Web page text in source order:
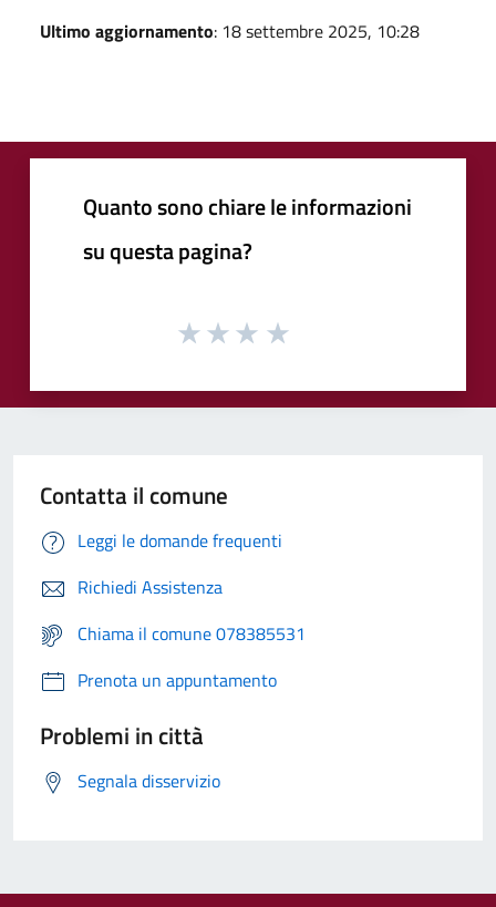
Ultimo aggiornamento: 18 settembre 2025, 10:28
Quanto sono chiare le informazioni
su questa pagina?
Contatta il comune
Leggi le domande frequenti
Richiedi Assistenza
Chiama il comune 078385531
Prenota un appuntamento
Problemi in città
Segnala disservizio